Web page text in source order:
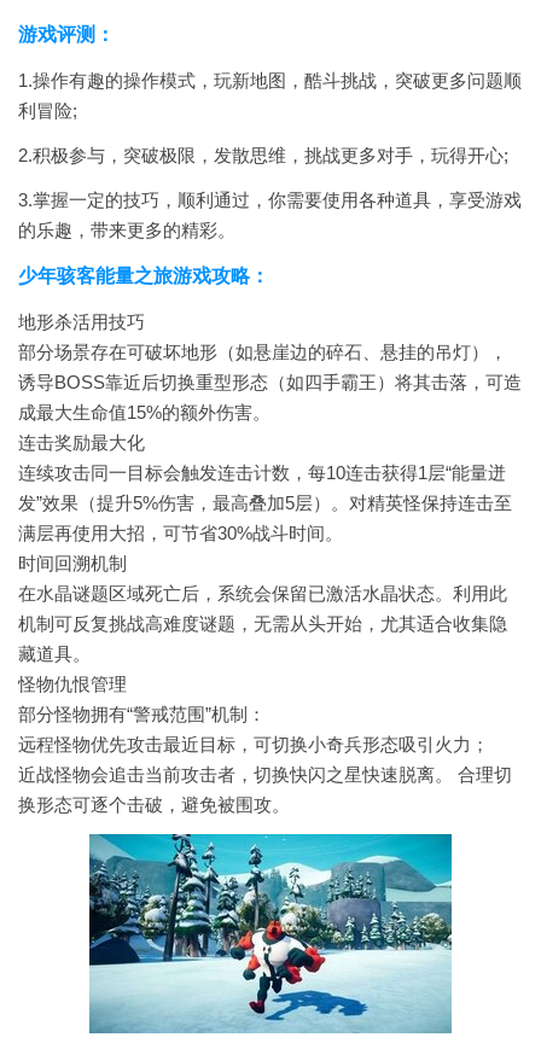
游戏评测：
1.操作有趣的操作模式，玩新地图，酷斗挑战，突破更多问题顺
利冒险;
2.积极参与，突破极限，发散思维，挑战更多对手，玩得开心;
3.掌握一定的技巧，顺利通过，你需要使用各种道具，享受游戏
的乐趣，带来更多的精彩。
少年骇客能量之旅游戏攻略：
地形杀活用技巧
部分场景存在可破坏地形（如悬崖边的碎石、悬挂的吊灯），
诱导BOSS靠近后切换重型形态（如四手霸王）将其击落，可造
成最大生命值15%的额外伤害。
连击奖励最大化
连续攻击同一目标会触发连击计数，每10连击获得1层“能量迸
发”效果（提升5%伤害，最高叠加5层）。对精英怪保持连击至
满层再使用大招，可节省30%战斗时间。
时间回溯机制
在水晶谜题区域死亡后，系统会保留已激活水晶状态。利用此
机制可反复挑战高难度谜题，无需从头开始，尤其适合收集隐
藏道具。
怪物仇恨管理
部分怪物拥有“警戒范围”机制：
远程怪物优先攻击最近目标，可切换小奇兵形态吸引火力；
近战怪物会追击当前攻击者，切换快闪之星快速脱离。
合理切
换形态可逐个击破，避免被围攻。